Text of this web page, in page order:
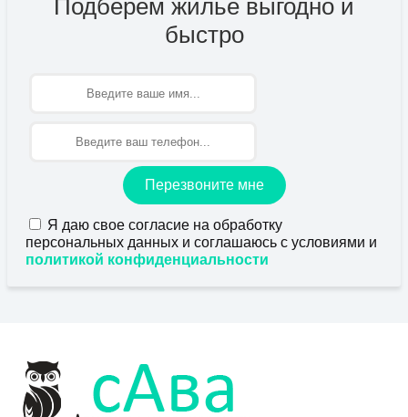
Подберем жилье выгодно и
быстро
Перезвоните мне
Я даю свое согласие на обработку
персональных данных и соглашаюсь с условиями и
политикой конфиденциальности